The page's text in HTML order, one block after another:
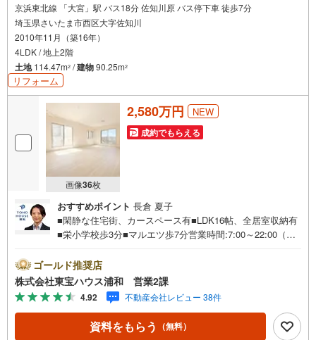
京浜東北線 「大宮」駅 バス18分 佐知川原 バス停下車 徒歩7分
埼玉県さいたま市西区大字佐知川
2010年11月（築16年）
4LDK / 地上2階
土地114.47m2 /建物90.25m2
リフォーム
画像36枚
2,580万円 NEW
成約でもらえる
おすすめポイント 長倉 夏子
■閑静な住宅街、カースペース有■LDK16帖、全居室収納有
■栄小学校歩3分■マルエツ歩7分営業時間:7:00～22:00（年
ーズにご案内できますぜひお気軽にご連絡下さい！東宝ハ
ウスライフソリューションズグループ 東宝ハウス浦和
特別提携金利〔一例〕東宝ハウス浦和の住宅ローン■変動金
利全期間引下げプラン⇒住宅ローン金利優遇割の最大適用
《0.89％》と某信用金庫金利1.275％の比較借入金4000万円
返済期間35年の総返済額の差額:303万円※2026年7月末実行
ゴールド推奨店
株式会社東宝ハウス浦和 営業2課
4.92 不動産会社レビュー 38件
資料をもらう （無料）